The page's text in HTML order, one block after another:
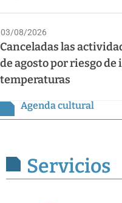
03/08/2026
Canceladas las
de agosto por riesgo
temperaturas
Agenda cultural
Servicios